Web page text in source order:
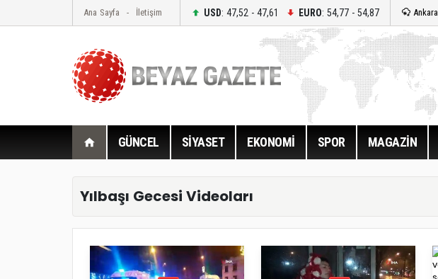
Ana Sayfa İletişim USD: 47,52 - 47,61 EURO: 54,77 - 54,87 Ankara
GÜNCEL SİYASET EKONOMİ SPOR MAGAZİN
Yılbaşı Gecesi Videoları